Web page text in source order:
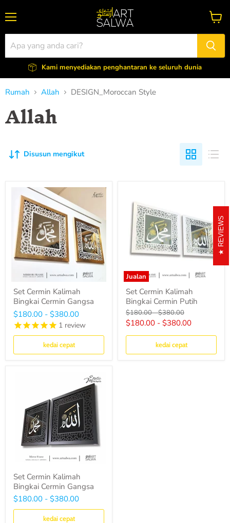
Kami menyediakan penghantaran ke seluruh dunia
Lihat
troli
Rumah Allah DESIGN_Moroccan Style
Allah
Disusun mengikut
Set Cermin Kalimah
Bingkai Cermin Gangsa
$180.00 - $380.00
1 review
kedai cepat
Jualan
Set Cermin Kalimah
Bingkai Cermin Putih
Harga
asal
$180.00-Harga
asal
$380.00
$180.00 - $380.00
kedai cepat
Set Cermin Kalimah
Bingkai Cermin Gangsa
$180.00 - $380.00
kedai cepat
REVIEWS